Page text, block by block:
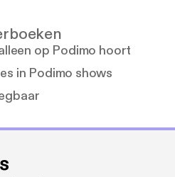
op Podimo hoort
in Podimo shows